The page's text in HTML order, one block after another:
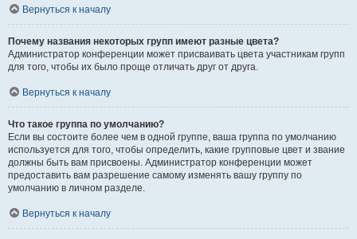
Вернуться к началу
Почему названия некоторых групп имеют разные цвета?
Администратор конференции может присваивать цвета участникам групп
для того, чтобы их было проще отличать друг от друга.
Вернуться к началу
Что такое группа по умолчанию?
Если вы состоите более чем в одной группе, ваша группа по умолчанию
используется для того, чтобы определить, какие групповые цвет и звание
должны быть вам присвоены. Администратор конференции может
предоставить вам разрешение самому изменять вашу группу по
умолчанию в личном разделе.
Вернуться к началу